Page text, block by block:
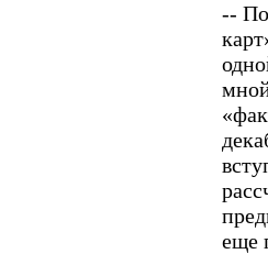
--
еще